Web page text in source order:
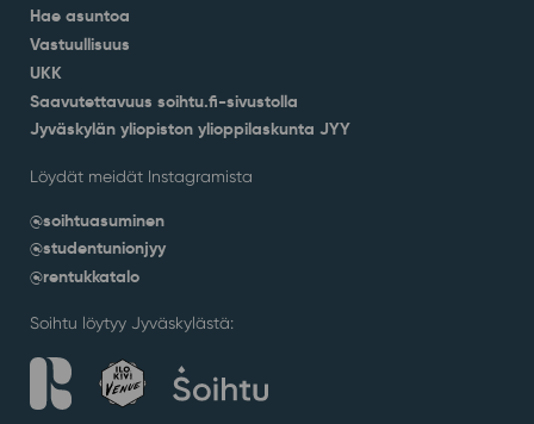
Hae asuntoa
Vastuullisuus
UKK
Saavutettavuus soihtu.fi-sivustolla
Jyväskylän yliopiston ylioppilaskunta JYY
Löydät meidät Instagramista
@soihtuasuminen
@studentunionjyy
@rentukkatalo
Soihtu löytyy Jyväskylästä: